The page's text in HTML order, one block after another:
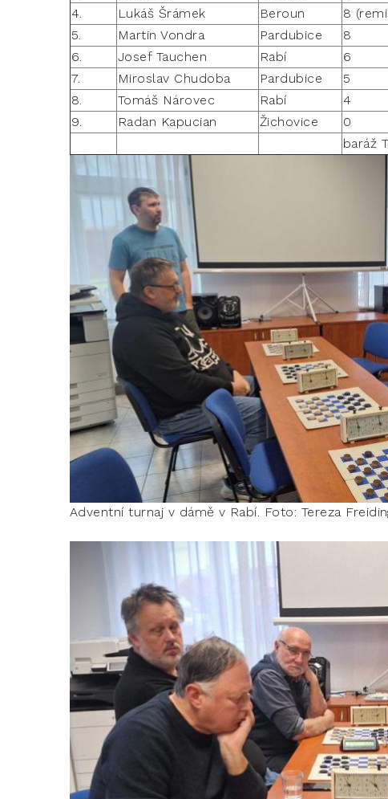
4.
Lukáš Šrámek Beroun
8
5.
Martin Vondra Pardubice
8
6.
Josef Tauchen Rabí
6
7.
Miroslav Chudoba Pardubice
5
8.
Tomáš Nárovec Rabí
4
9.
Radan Kapucian Žichovice
0
baráž
Adventní turnaj v dámě v Rabí. Foto: Tereza